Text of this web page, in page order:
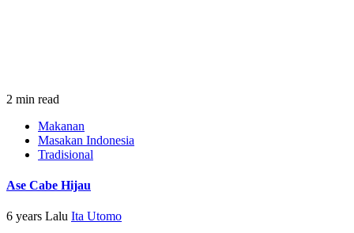
2 min read
Makanan
Masakan Indonesia
Tradisional
Ase Cabe Hijau
6 years Lalu Ita Utomo